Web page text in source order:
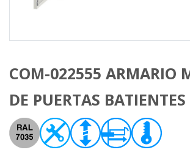
COM-022555 ARMARIO
DE PUERTAS BATIENTES